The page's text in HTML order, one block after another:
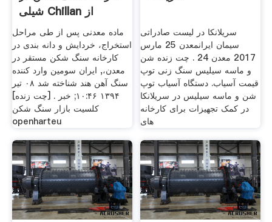
شیلی Chillan از
ماده معدنی پس از طی مراحل
استخراج، خردایش و دانه بندی در
کارخانه سنگ شکن مستقر در
معدن،, ایران سومین وارد کننده
سنگ آهن هند شناخته شد ۰۸ تير
۱۳۹۴ ۱۰:۴۶; خبر . [چت زنده]
کلسیت بازار سنگ شکن
openharteu
سریلانکا در لیست صادراتی
سیمان ایرانمعدن 25 مارس
2017 معدن 24 . چت زنده شن
و ماسه سیلیس سنگ زنی توپ
قیمت آسیاب. دستگاه آسیاب توپ
شن و ماسه سیلیس در سریلانکا
در کمک تجهیزات برای کارخانه
های